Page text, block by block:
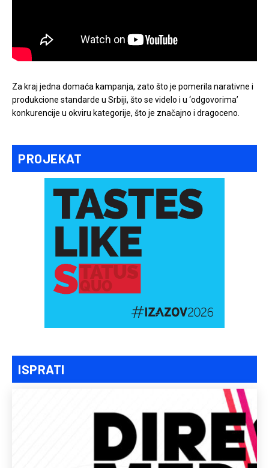
PROJEKAT
ISPRATI
Za kraj jedna domaća kampanja, zato što je pomerila narativne i
produkcione standarde u Srbiji, što se videlo i u ‘odgovorima’
konkurencije u okviru kategorije, što je značajno i dragoceno.